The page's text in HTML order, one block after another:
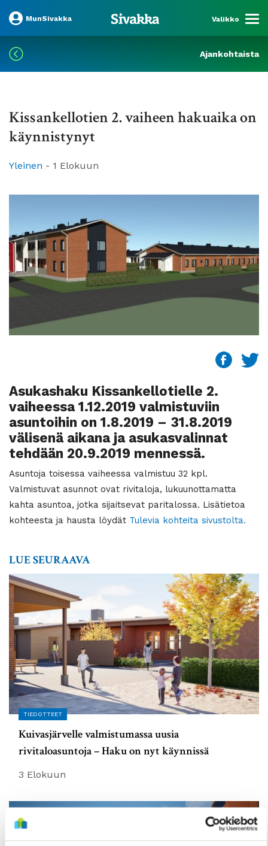
MunSivakka Valikko
Ajankohtaista
Kissankellotien 2. vaiheen hakuaika on
käynnistynyt
Yleinen - 1 Elokuun
Asukashaku Kissankellotielle 2.
vaiheessa 1.12.2019 valmistuviin
asuntoihin on 1.8.2019 – 31.8.2019
välisenä aikana ja asukasvalinnat
tehdään 20.9.2019 mennessä.
Asuntoja toisessa vaiheessa valmistuu 32 kpl.
Valmistuvat asunnot ovat rivitaloja, lukuunottamatta
kahta asuntoa, jotka sijaitsevat paritalossa. Lisätietoa
kohteesta ja hausta löydät Tulevia kohteita sivustolta.
LUE SEURAAVA
TIEDOTTEET
Kuivasjärvelle valmistumassa uusia
rivitaloasuntoja – Haku on nyt käynnissä
3 Elokuun